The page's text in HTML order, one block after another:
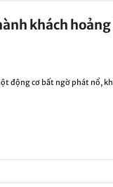
khách
động cơ bất ngờ phát nổ,